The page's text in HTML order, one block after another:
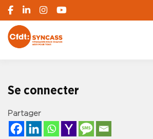
Se connecter
Partager